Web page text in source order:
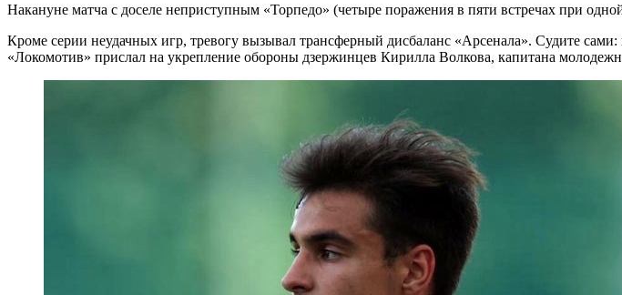
Накануне матча с доселе неприступным «Торпедо» (четыре поражения в пяти встречах при
Кроме серии неудачных игр, тревогу вызывал трансферный дисбаланс «Арсенала». Судите
«Локомотив» прислал на укрепление обороны дзержинцев Кирилла Волкова, капитана